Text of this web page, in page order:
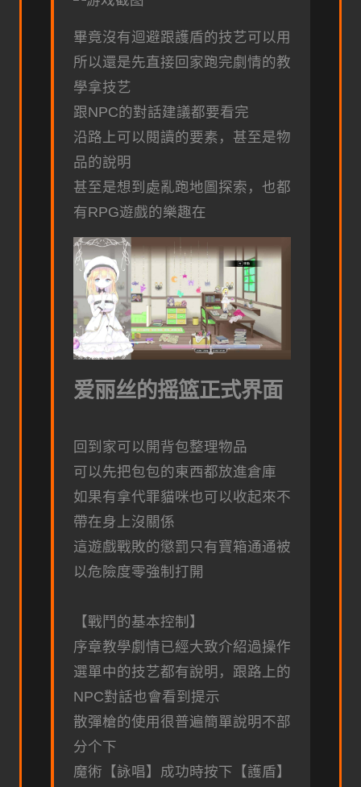
畢竟沒有迴避跟護盾的技艺可以用
所以還是先直接回家跑完劇情的教
學拿技艺
跟NPC的對話建議都要看完
沿路上可以閱讀的要素，甚至是物
品的說明
甚至是想到處亂跑地圖探索，也都
有RPG遊戲的樂趣在
爱丽丝的摇篮正式界面
回到家可以開背包整理物品
可以先把包包的東西都放進倉庫
如果有拿代罪貓咪也可以收起來不
帶在身上沒關係
這遊戲戰敗的懲罰只有寶箱通通被
以危險度零強制打開
【戰鬥的基本控制】
序章教學劇情已經大致介紹過操作
選單中的技艺都有說明，跟路上的
NPC對話也會看到提示
散彈槍的使用很普遍簡單說明不部
分个下
魔術【詠唱】成功時按下【護盾】